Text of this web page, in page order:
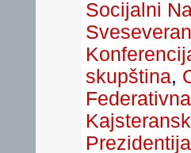
Socijalni
skupština,
Prezidentija